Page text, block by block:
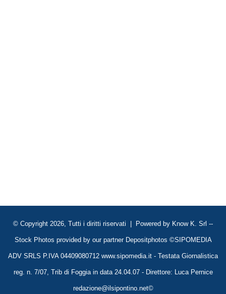
© Copyright 2026, Tutti i diritti riservati | Powered by Know K. Srl --
Stock Photos provided by our partner Depositphotos ©SIPOMEDIA
ADV SRLS P.IVA 04409080712 www.sipomedia.it - Testata Giornalistica
reg. n. 7/07, Trib di Foggia in data 24.04.07 - Direttore: Luca Pernice
redazione@ilsipontino.net©